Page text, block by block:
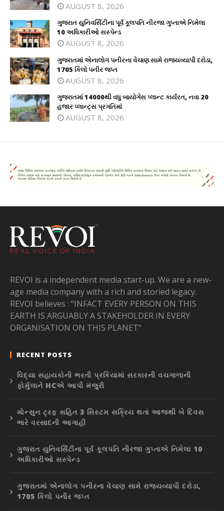
AUGUST 8, 2026
ગુજરાત યુનિવર્સિટીના પૂર્વ કૂલપતિ નીરજા ગુપ્તાએ નિમેલા
10 અધિકારીઓ સસ્પેન્ડ
AUGUST 8, 2026
ગુજરાતમાં એનાલોગ પનીરના વેચાણ સામે રાજ્યવ્યાપી દરોડા,
1705 કિલો પનીર જપ્ત
AUGUST 8, 2026
ગુજરાતમાં 14000થી વધુ બાયોગેસ પ્લાન્ટ કાર્યરત, નવા 20
હજાર પ્લાન્ટ્સ પ્રગતિમાં
AUGUST 8, 2026
REVOI is a independent media start-up. We are a new-
age media company with a rich and storied legacy.
REVOI believes : “INFACT EVERY PERSON ON THIS
EARTH IS ARGUABLY A STAKEHOLDER IN EVERY
ORGANISATION ON THIS PLANET”
RECENT POSTS
વિદ્યા સહાયકોની ભરતી પ્રકિયામાં સરકારની વચગાળાની
ફોર્મુલાને HCએ આપી મંજુરી
મોન્સુન ટ્રફ સહિત 3 સિસ્ટમ સક્રિય થતાં આજથી બે દિવસ
ભારે વરસાદની આગાહી
ગુજરાત યુનિવર્સિટીના પૂર્વ કૂલપતિ નીરજા ગુપ્તાએ નિમેલા 10
અધિકારીઓ સસ્પેન્ડ
ગુજરાતમાં એનાલોગ પનીરના વેચાણ સામે રાજ્યવ્યાપી દરોડા,
1705 કિલો પનીર જપ્ત